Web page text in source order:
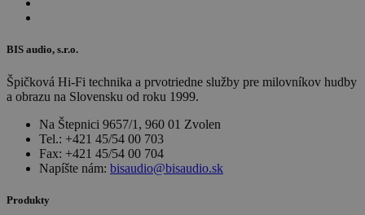
BIS audio, s.r.o.
Špičková Hi-Fi technika a prvotriedne služby pre milovníkov hudby
a obrazu na Slovensku od roku 1999.
Na Štepnici 9657/1, 960 01 Zvolen
Tel.: +421 45/54 00 703
Fax: +421 45/54 00 704
Napíšte nám: bisaudio@bisaudio.sk
Produkty